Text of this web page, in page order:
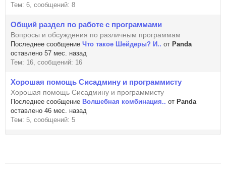
Тем: 6, сообщений: 8
Общий раздел по работе с программами
Вопросы и обсуждения по различным программам
Последнее сообщение Что такое Шейдеры? И.. от Panda
оставлено 57 мес. назад
Тем: 16, сообщений: 16
Хорошая помощь Сисадмину и программисту
Хорошая помощь Сисадмину и программисту
Последнее сообщение Волшебная комбинация.. от Panda
оставлено 46 мес. назад
Тем: 5, сообщений: 5